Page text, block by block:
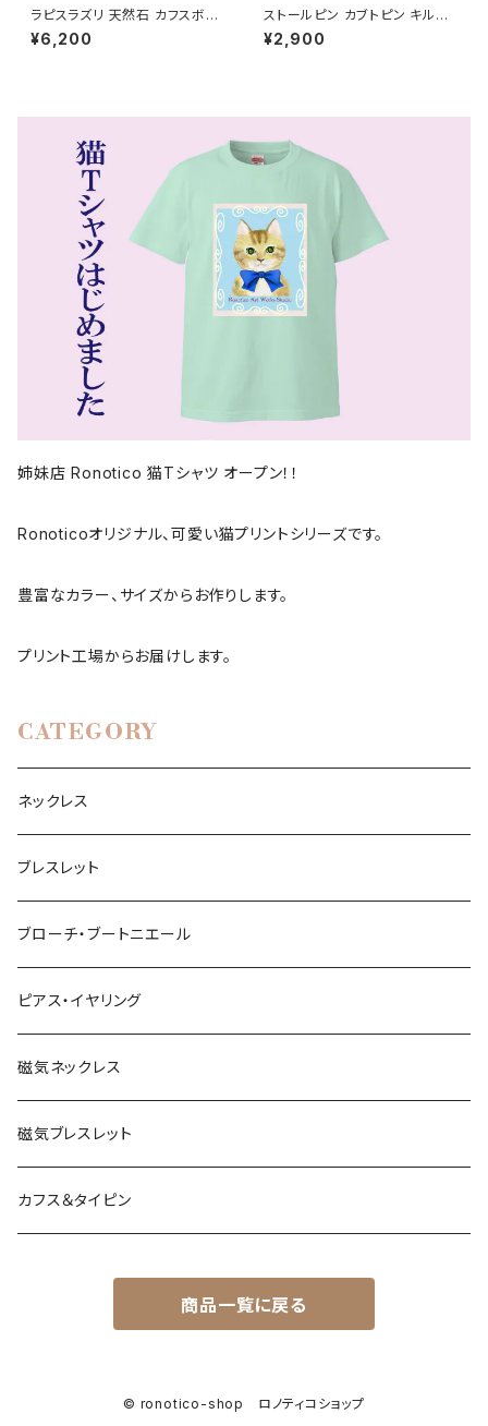
ラピスラズリ 天然石 カフスボタ
ン &タイタック kf-14
¥6,200
ストールピン カブトピン キルト
ピン パール エナメル お花 グレ
ージュ
¥2,900
姉妹店 Ronotico 猫Tシャツ オープン！！
Ronoticoオリジナル、可愛い猫プリントシリーズです。
豊富なカラー、サイズからお作りします。
プリント工場からお届けします。
CATEGORY
ネックレス
ブレスレット
ブローチ・ブートニエール
ピアス・イヤリング
磁気ネックレス
磁気ブレスレット
カフス＆タイピン
商品一覧に戻る
© ronotico-shop ロノティコショップ